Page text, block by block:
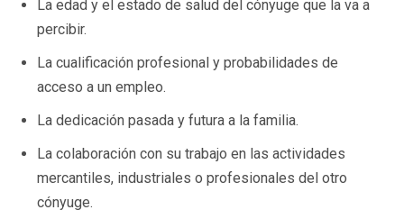
La edad y el estado de salud del cónyuge que la va a
percibir.
La cualificación profesional y probabilidades de
acceso a un empleo.
La dedicación pasada y futura a la familia.
La colaboración con su trabajo en las actividades
mercantiles, industriales o profesionales del otro
cónyuge.